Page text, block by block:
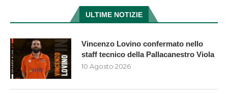
ULTIME NOTIZIE
Vincenzo Lovino confermato nello
staff tecnico della Pallacanestro Viola
10 Agosto 2026